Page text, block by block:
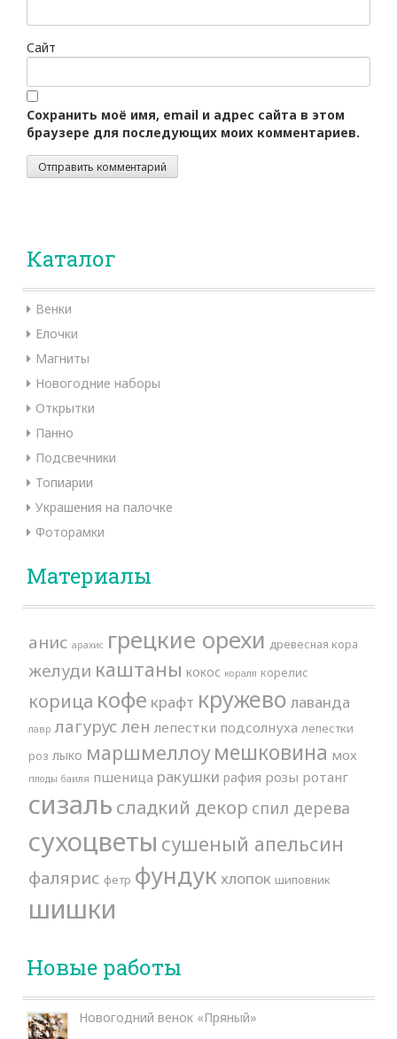
Сайт
Сохранить моё имя, email и адрес сайта в этом
браузере для последующих моих комментариев.
Каталог
Венки
Елочки
Магниты
Новогодние наборы
Открытки
Панно
Подсвечники
Топиарии
Украшения на палочке
Фоторамки
Материалы
анис арахис грецкие орехи древесная кора
желуди каштаны кокос коралл корелис
корица кофе крафт кружево лаванда
лавр лагурус лен лепестки подсолнуха лепестки
роз лыко маршмеллоу мешковина мох
плоды баиля пшеница ракушки рафия розы ротанг
сизаль сладкий декор спил дерева
сухоцветы сушеный апельсин
фалярис фетр фундук хлопок шиповник
шишки
Новые работы
Новогодний венок «Пряный»